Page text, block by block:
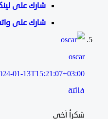
شارك على لينكد إن
شارك على واتس آب
2024-01-13T15:21:07+03:00
شكراً أخي